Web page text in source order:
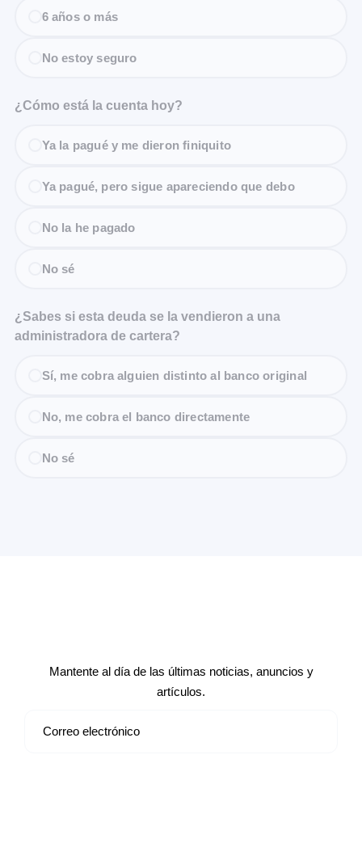
6 años o más
No estoy seguro
¿Cómo está la cuenta hoy?
Ya la pagué y me dieron finiquito
Ya pagué, pero sigue apareciendo que debo
No la he pagado
No sé
¿Sabes si esta deuda se la vendieron a una
administradora de cartera?
Sí, me cobra alguien distinto al banco original
No, me cobra el banco directamente
No sé
Mantente al día de las últimas noticias, anuncios y
artículos.